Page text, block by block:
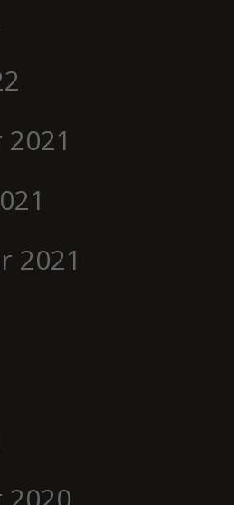
2021